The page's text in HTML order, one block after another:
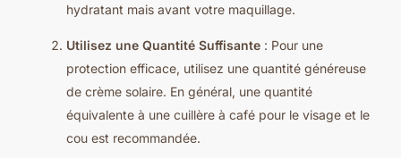
hydratant mais avant votre maquillage.
Utilisez une Quantité Suffisante: Pour une
protection efficace, utilisez une quantité généreuse
de crème solaire. En général, une quantité
équivalente à une cuillère à café pour le visage et le
cou est recommandée.